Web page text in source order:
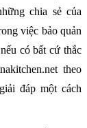
chia sẻ của
việc bảo quản
có bất cứ thắc
theo
đáp một cách